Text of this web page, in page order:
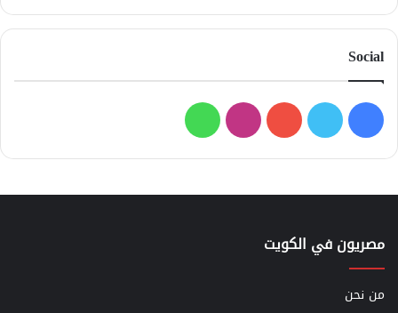
Social
فيسبوك
تويتر يوتيوبانستقرامواتساب
مصريون في الكويت
من نحن